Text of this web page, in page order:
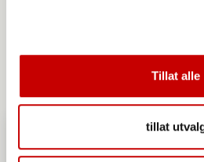
Tillat alle
tillat